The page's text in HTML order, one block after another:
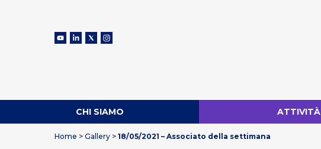
CHI SIAMO ATTIVITÀ
Home > Gallery > 18/05/2021 – Associato della settimana